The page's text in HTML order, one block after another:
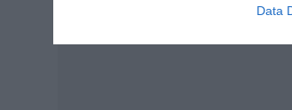
Data